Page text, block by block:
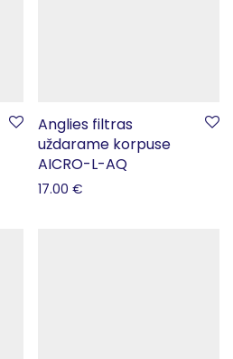
Anglies filtras
uždarame korpuse
AICRO-L-AQ
17.00 €